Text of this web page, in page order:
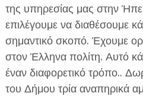
της υπηρεσίας μας στην
επιλέγουμε να διαθέσουμε
σημαντικό σκοπό. Έχουμε
στον Έλληνα πολίτη. Αυτό
έναν διαφορετικό τρόπο..
του Δήμου τρία αναπηρικά